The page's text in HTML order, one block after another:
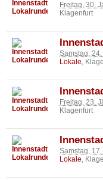
Freitag, 30.
Klagenfurt
Samstag,
Lokale,
Freitag, 23.
Klagenfurt
Samstag,
Lokale,